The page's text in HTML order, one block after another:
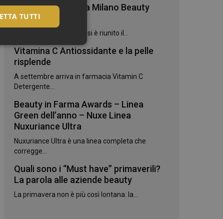
settembre torna la Milano Beauty
Week
Il mondo della bellezza si è riunito il...
Vitamina C Antiossidante e la pelle
risplende
A settembre arriva in farmacia Vitamin C
Detergente...
Beauty in Farma Awards – Linea
Green dell’anno – Nuxe Linea
Nuxuriance Ultra
Nuxuriance Ultra è una linea completa che
corregge...
Quali sono i “Must have” primaverili?
La parola alle aziende beauty
La primavera non è più così lontana: la...
TUTTI
sulle pagine
sul linguaggio
utilizzato per
Normalmente
il modo in cui
il sito, ma un
accesso per un